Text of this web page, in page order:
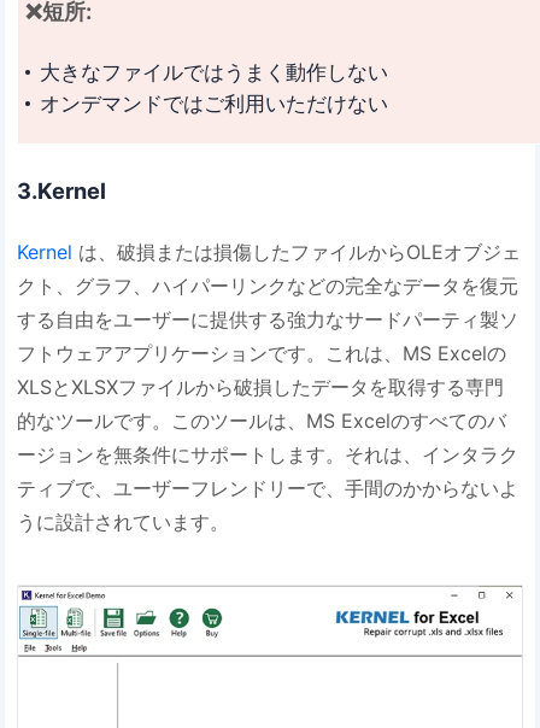
❌短所:
大きなファイルではうまく動作しない
オンデマンドではご利用いただけない
3.Kernel
Kernel は、破損または損傷したファイルからOLEオブジェ
クト、グラフ、ハイパーリンクなどの完全なデータを復元
する自由をユーザーに提供する強力なサードパーティ製ソ
フトウェアアプリケーションです。これは、MS Excelの
XLSとXLSXファイルから破損したデータを取得する専門
的なツールです。このツールは、MS Excelのすべてのバ
ージョンを無条件にサポートします。それは、インタラク
ティブで、ユーザーフレンドリーで、手間のかからないよ
うに設計されています。